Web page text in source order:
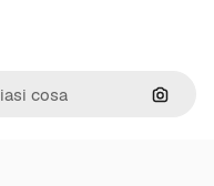
Cerca